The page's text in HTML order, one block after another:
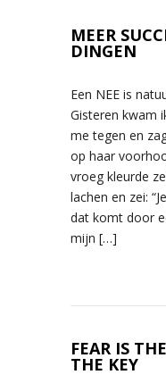
MEER
DINGEN
Een NEE is
Gisteren kwam
me tegen en
op haar
vroeg kleurde
lachen en zei:
dat komt door
mijn […]
FEAR IS
THE KEY